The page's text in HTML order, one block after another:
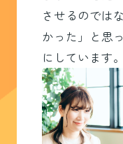
させるのでは
かった」と思
にしています。